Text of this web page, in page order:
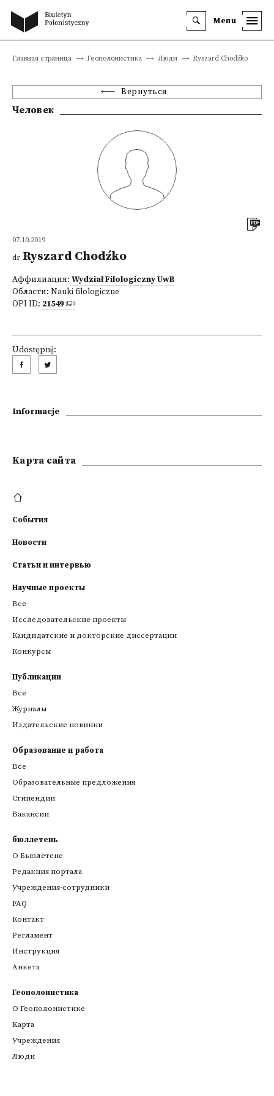
Menu
Главная страница Геополонистика Люди Ryszard Chodźko
Вернуться
Человек
07.10.2019
dr Ryszard Chodźko
Аффилиация: Wydział Filologiczny UwB
Области: Nauki filologiczne
OPI ID: 21549
Udostępnij:
Informacje
Kарта сайта
События
Новости
Статьи и интервью
Научные проекты
Все
Исследовательские проекты
Кандидатские и докторские диссертации
Конкурсы
Публикации
Все
Журналы
Издательские новинки
Образование и работа
Все
Образовательные предложения
Стипендии
Вакансии
бюллетень
О Бьюлетене
Редакция портала
Учреждения-сотрудники
FAQ
Контакт
Регламент
Инструкция
Анкета
Геополонистика
О Геополонистике
Kарта
Учреждения
Люди